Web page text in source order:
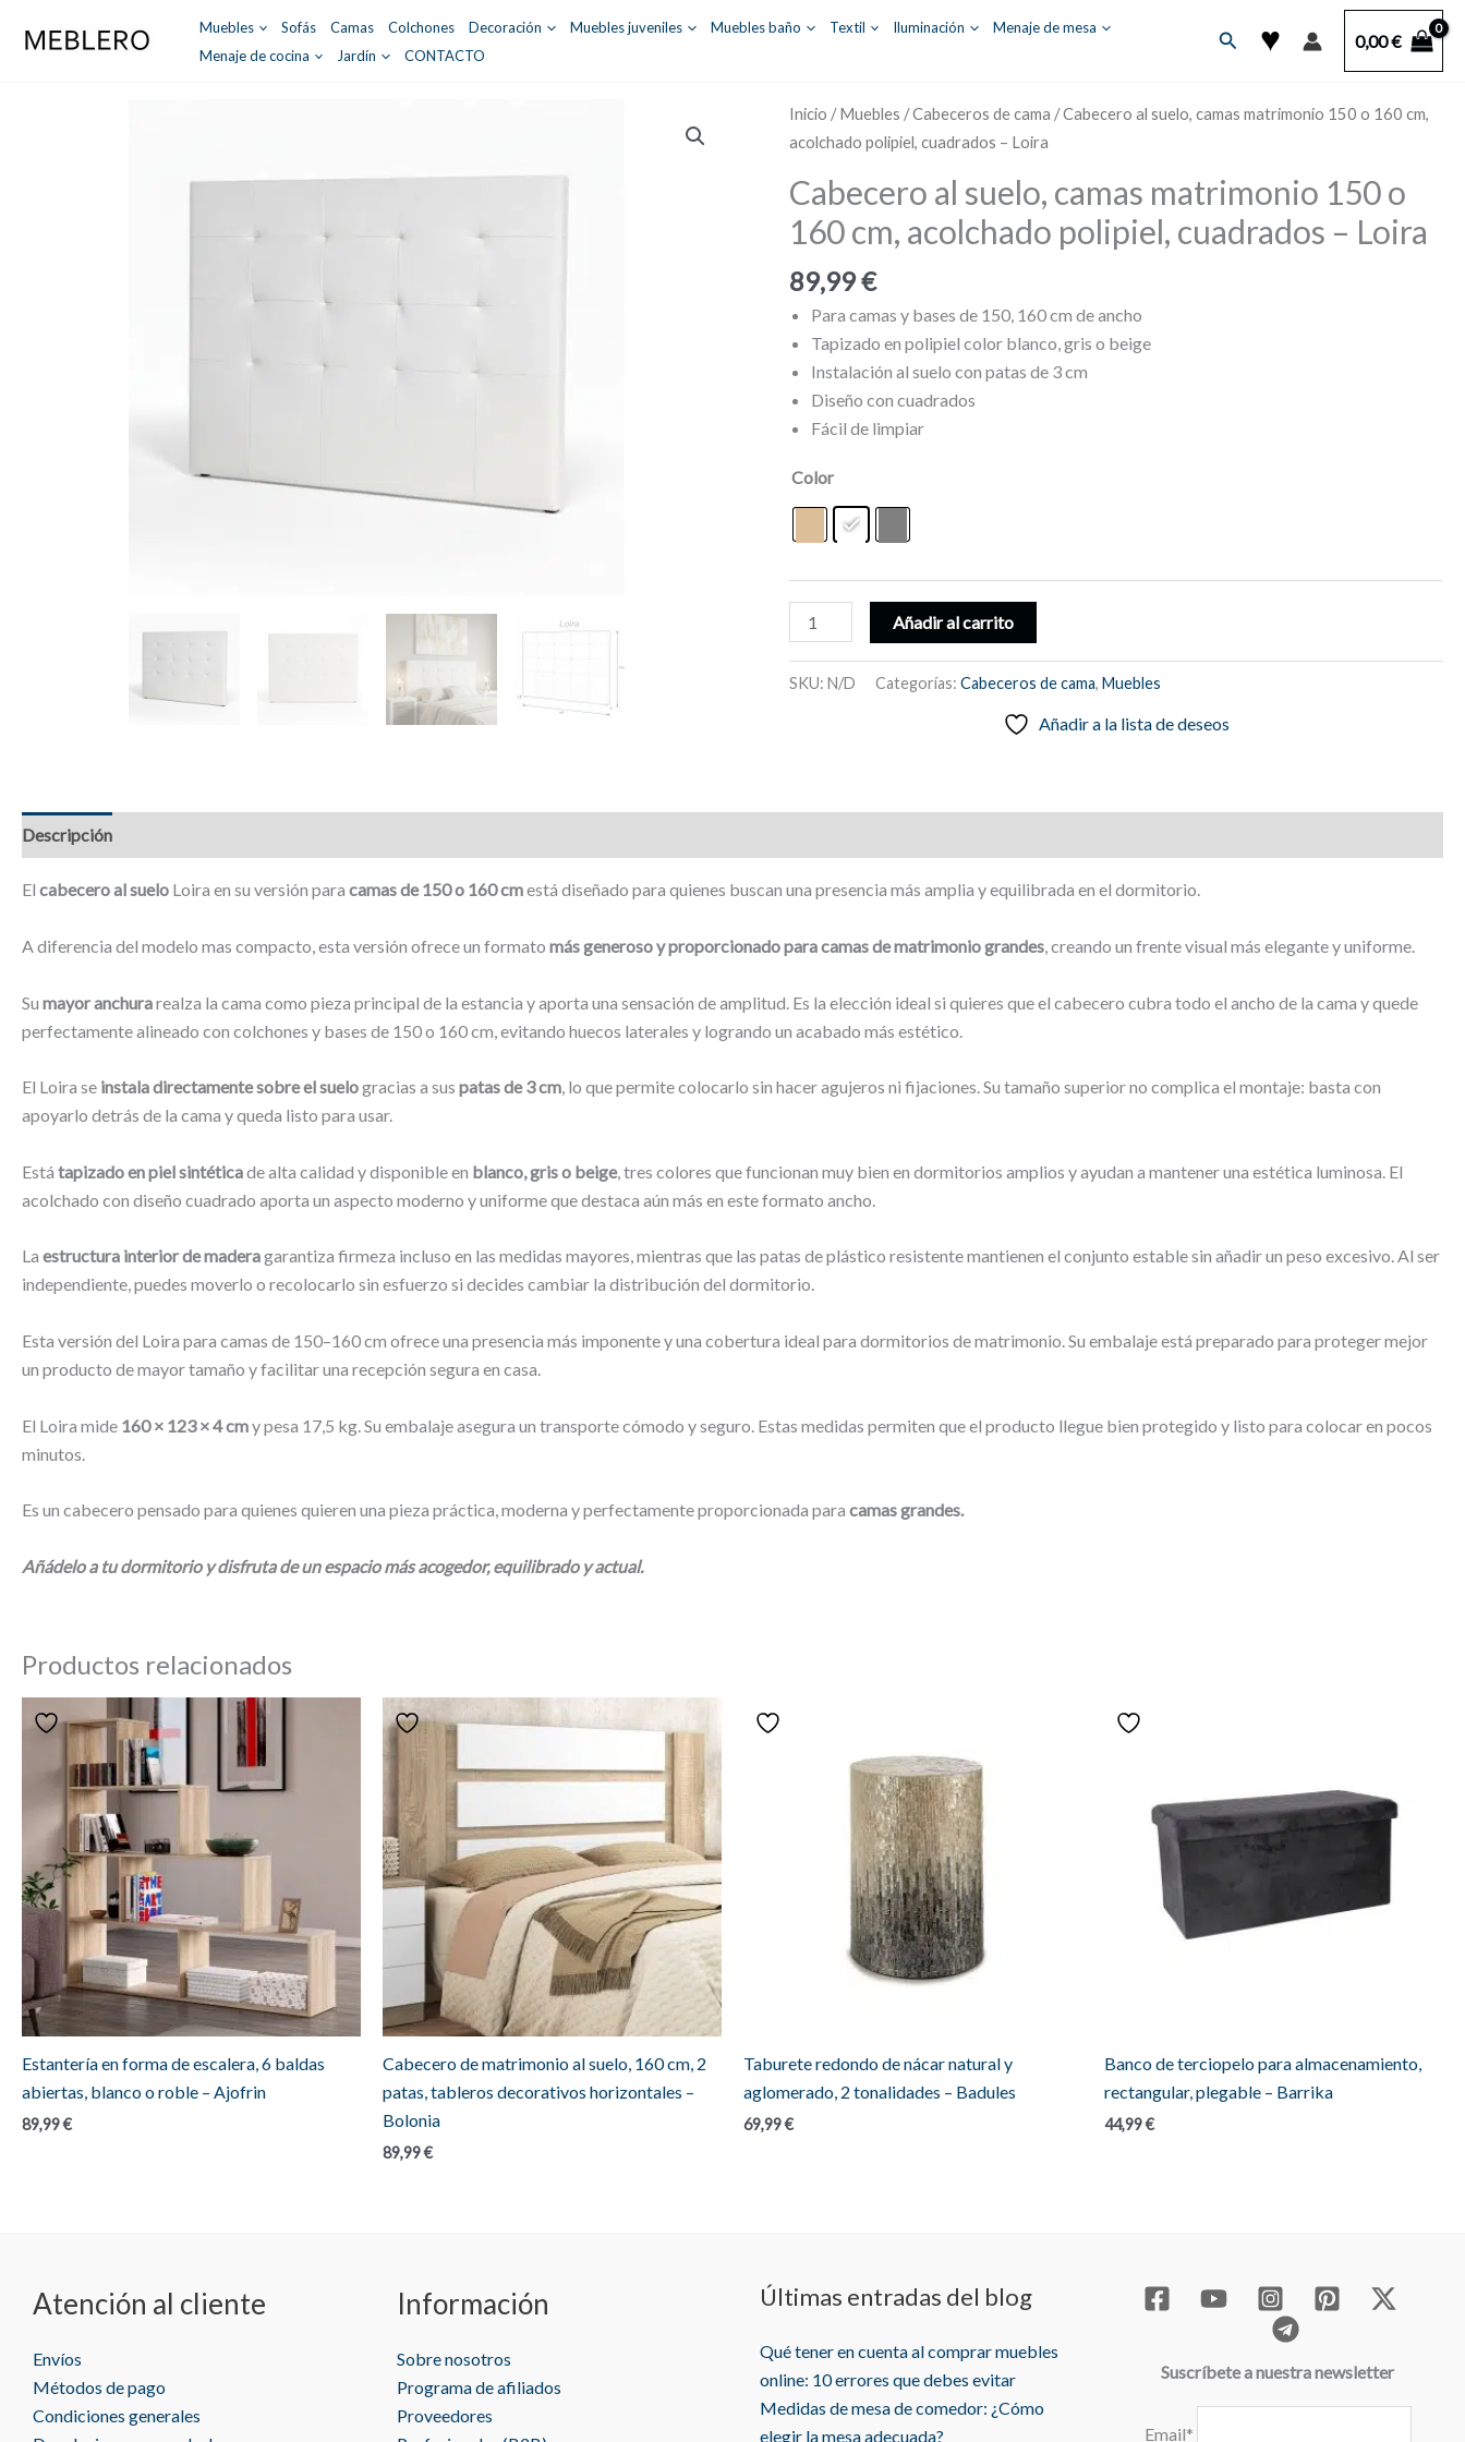
Muebles Sofás Camas Colchones Decoración Muebles juveniles Muebles baño Textil Iluminación
Menaje de mesa
Menaje de cocina
Jardín CONTACTO
Buscar
♥ 0,00€
Inicio /Muebles /Cabeceros de cama / Cabecero al suelo, camas matrimonio 150 o 160 cm,
acolchado polipiel, cuadrados – Loira
Cabecero al suelo, camas matrimonio 150 o
160 cm, acolchado polipiel, cuadrados – Loira
89,99€
Para camas y bases de 150, 160 cm de ancho
Tapizado en polipiel color blanco, gris o beige
Instalación al suelo con patas de 3 cm
Diseño con cuadrados
Fácil de limpiar
Color
Cabecero
al
160
polipiel,
-
cantidad
Añadir al carrito
SKU:N/D Categorías:Cabeceros de cama,Muebles
Añadir a la lista de deseos
Descripción
El cabecero al suelo Loira en su versión para camas de 150 o 160 cmestá diseñado para quienes buscan una presencia más amplia y equilibrada en el dormitorio.
A diferencia del modelo mas compacto, esta versión ofrece un formato más generoso y proporcionado para camas de matrimonio grandes, creando un frente visual más elegante y uniforme.
Su mayor anchurarealza la cama como pieza principal de la estancia y aporta una sensación de amplitud. Es la elección ideal si quieres que el cabecero cubra todo el ancho de la cama y quede
perfectamente alineado con colchones y bases de 150 o 160 cm, evitando huecos laterales y logrando un acabado más estético.
El Loira se instala directamente sobre el suelogracias a sus patas de 3 cm, lo que permite colocarlo sin hacer agujeros ni fijaciones. Su tamaño superior no complica el montaje: basta con
apoyarlo detrás de la cama y queda listo para usar.
Está tapizado en piel sintéticade alta calidad y disponible en blanco, gris o beige, tres colores que funcionan muy bien en dormitorios amplios y ayudan a mantener una estética luminosa. El
acolchado con diseño cuadrado aporta un aspecto moderno y uniforme que destaca aún más en este formato ancho.
La estructura interior de maderagarantiza firmeza incluso en las medidas mayores, mientras que las patas de plástico resistente mantienen el conjunto estable sin añadir un peso excesivo. Al ser
independiente, puedes moverlo o recolocarlo sin esfuerzo si decides cambiar la distribución del dormitorio.
Esta versión del Loira para camas de 150–160 cm ofrece una presencia más imponente y una cobertura ideal para dormitorios de matrimonio. Su embalaje está preparado para proteger mejor
un producto de mayor tamaño y facilitar una recepción segura en casa.
El Loira mide 160 × 123 × 4 cmy pesa 17,5 kg. Su embalaje asegura un transporte cómodo y seguro. Estas medidas permiten que el producto llegue bien protegido y listo para colocar en pocos
minutos.
Es un cabecero pensado para quienes quieren una pieza práctica, moderna y perfectamente proporcionada para camas grandes.
Añádelo a tu dormitorio y disfruta de un espacio más acogedor, equilibrado y actual.
Productos relacionados
Estantería en forma de escalera, 6 baldas
abiertas, blanco o roble – Ajofrin
89,99€
Cabecero de matrimonio al suelo, 160 cm, 2
patas, tableros decorativos horizontales –
Bolonia
89,99€
Taburete redondo de nácar natural y
aglomerado, 2 tonalidades – Badules
69,99€
Banco de terciopelo para almacenamiento,
rectangular, plegable – Barrika
44,99€
Atención al cliente
Envíos
Métodos de pago
Condiciones generales
Información
Sobre nosotros
Programa de afiliados
Proveedores
Últimas entradas del blog
Qué tener en cuenta al comprar muebles
online: 10 errores que debes evitar
Medidas de mesa de comedor: ¿Cómo
elegir la mesa adecuada?
Suscríbete a nuestra newsletter
Email*